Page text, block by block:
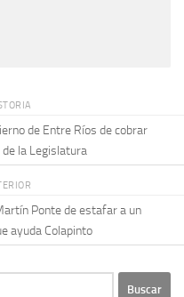
de Entre Ríos de cobrar
la Legislatura
Ponte de estafar a un
ayuda Colapinto